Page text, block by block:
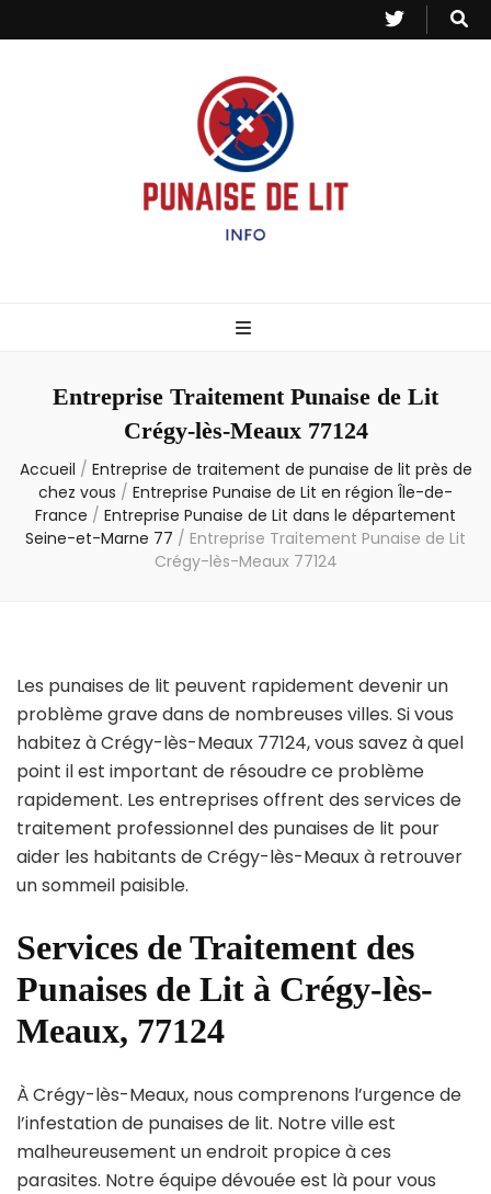
– Info
Entreprise Traitement Punaise de Lit
Crégy-lès-Meaux 77124
Accueil / Entreprise de traitement de punaise de lit près de
chez vous / Entreprise Punaise de Lit en région Île-de-
France / Entreprise Punaise de Lit dans le département
Seine-et-Marne 77 / Entreprise Traitement Punaise de Lit
Crégy-lès-Meaux 77124
Les punaises de lit peuvent rapidement devenir un
problème grave dans de nombreuses villes. Si vous
habitez à Crégy-lès-Meaux 77124, vous savez à quel
point il est important de résoudre ce problème
rapidement. Les entreprises offrent des services de
traitement professionnel des punaises de lit pour
aider les habitants de Crégy-lès-Meaux à retrouver
un sommeil paisible.
Services de Traitement des
Punaises de Lit à Crégy-lès-
Meaux, 77124
À Crégy-lès-Meaux, nous comprenons l’urgence de
l’infestation de punaises de lit. Notre ville est
malheureusement un endroit propice à ces
parasites. Notre équipe dévouée est là pour vous